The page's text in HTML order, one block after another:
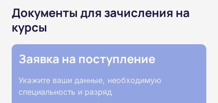
Документы для зачисления на
курсы
Заявка на поступление
Укажите ваши данные, необходимую
специальность и разряд